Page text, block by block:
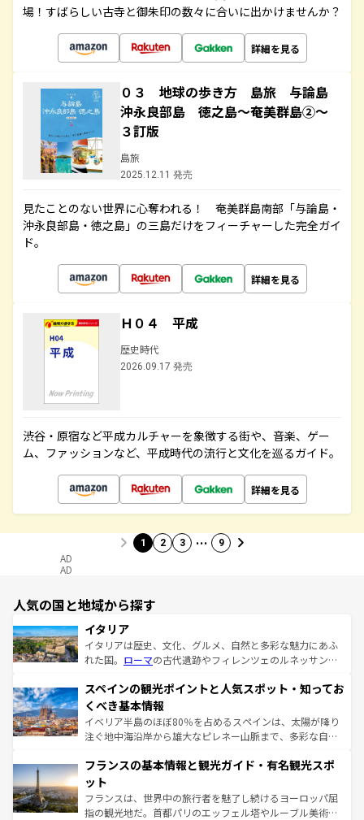
場！すばらしい古寺と御朱印の数々に合いに出かけませんか？
詳細を見る
０３ 地球の歩き方 島旅 与論島
沖永良部島 徳之島～奄美群島②～
３訂版
島旅
2025.12.11 発売
見たことのない世界に心奪われる！ 奄美群島南部「与論島・
沖永良部島・徳之島」の三島だけをフィーチャーした完全ガイ
ド。
詳細を見る
Ｈ０４ 平成
歴史時代
2026.09.17 発売
渋谷・原宿など平成カルチャーを象徴する街や、音楽、ゲー
ム、ファッションなど、平成時代の流行と文化を巡るガイド。
詳細を見る
1 2 3 … 9
AD
AD
人気の国と地域から探す
イタリア
イタリアは歴史、文化、グルメ、自然と多彩な魅力にあふ
れた国。 ローマの古代遺跡やフィレンツェのルネッサンス
ろん、トスカーナの美しい田園風景やアマルフィ海岸の絶
景など、自然景観も見逃せない。観光の合間には、本場の
ピザやパスタなど、絶品のイタリア料理を堪能することも
できる。朝目覚めてから夜眠るまで、すべての瞬間を楽し
なお、新着のイタリア情報はコンテンツ一覧を参照してほ
しい。
スペインの観光ポイントと人気スポット・知ってお
くべき基本情報
イベリア半島のほぼ80％を占めるスペインは、太陽が降り
注ぐ地中海沿岸から雄大なピレネー山脈まで、多彩な自然
文化が根付くこの国では、情熱的なフラメンコ、熱気あふ
れる闘牛、そして美味しいタパスが生活の一部となってい
る。首都マドリードの洗練された雰囲気や、バルセロナの
アートに溢れた街角から、地方では古代ローマ遺跡や中世
フランスの基本情報と観光ガイド・有名観光スポ
ット
フランスは、世界中の旅行者を魅了し続けるヨーロッパ屈
指の観光地だ。首都パリのエッフェル塔やルーブル美術館